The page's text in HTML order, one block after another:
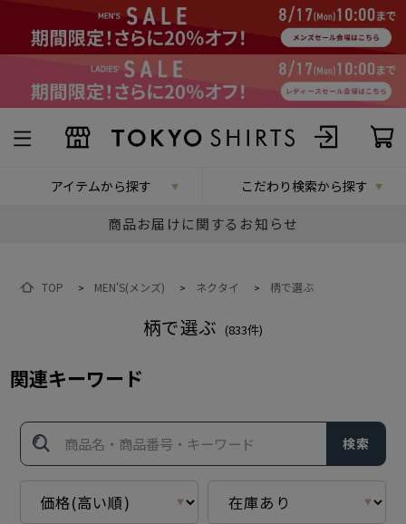
アイテムから探す こだわり検索から探す
商品お届けに関するお知らせ
TOP > MEN'S(メンズ) > ネクタイ > 柄で選ぶ
柄で選ぶ (833件)
関連キーワード
検索